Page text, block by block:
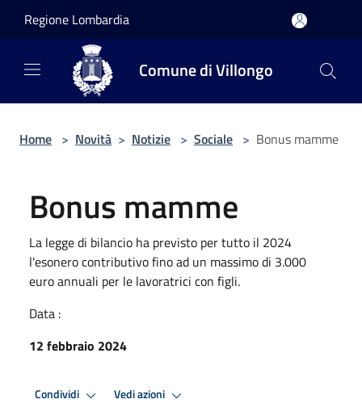
Regione Lombardia
Comune di Villongo
Home > Novità > Notizie > Sociale > Bonus mamme
Bonus mamme
La legge di bilancio ha previsto per tutto il 2024
l'esonero contributivo fino ad un massimo di 3.000
euro annuali per le lavoratrici con figli.
Data :
12 febbraio 2024
Condividi Vedi azioni